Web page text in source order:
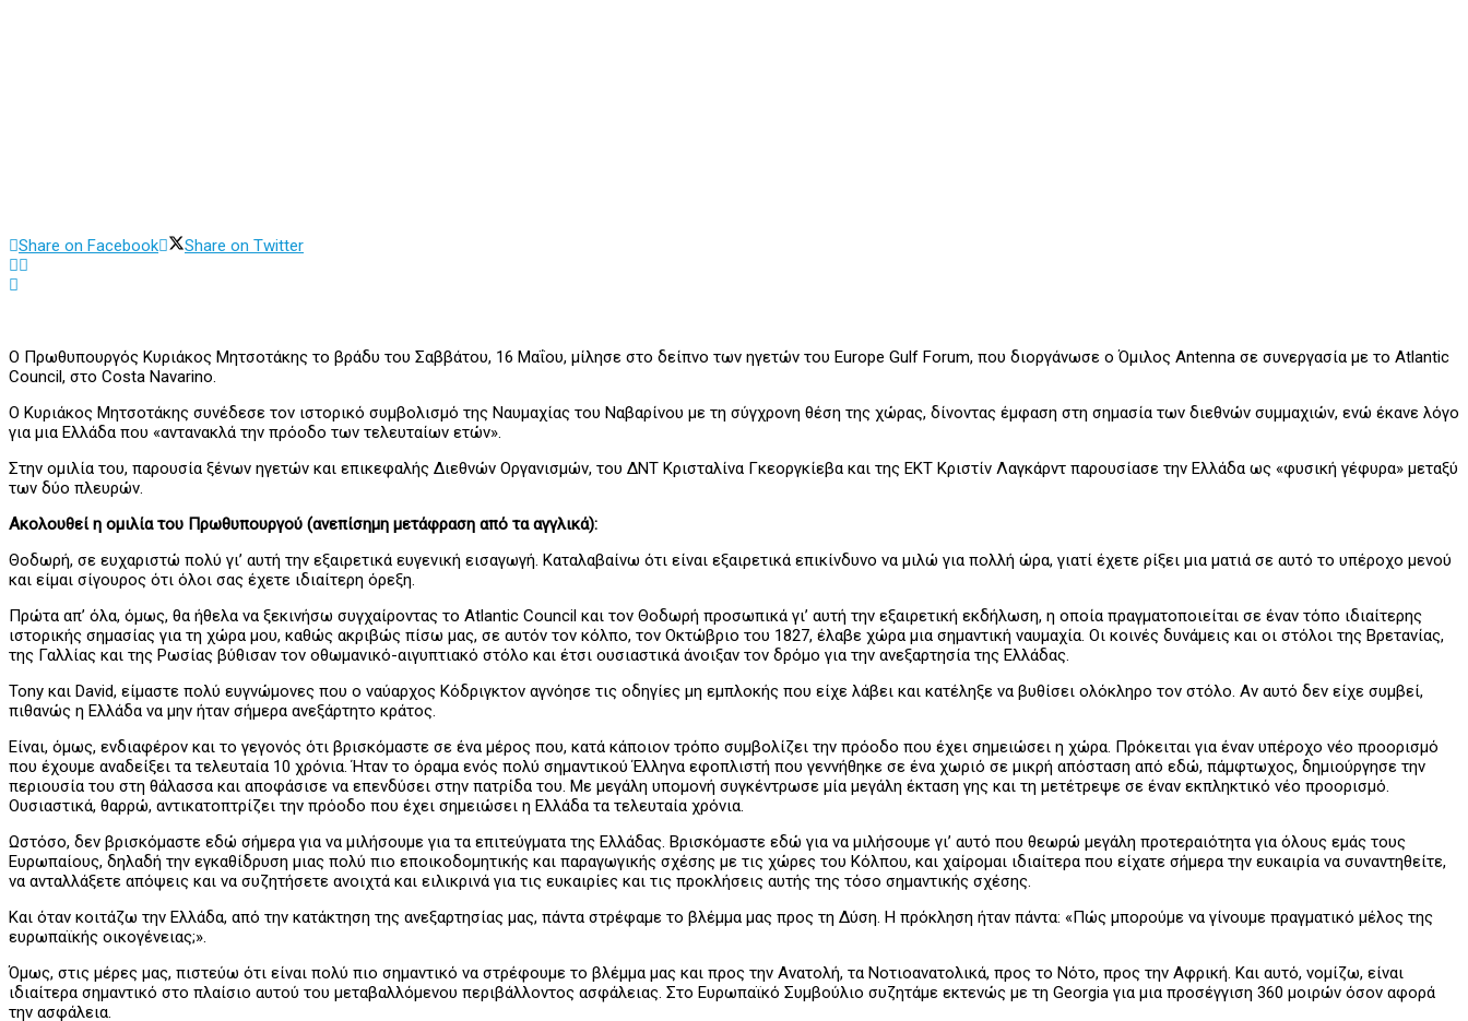
Share on Facebook Share on Twitter
Ο Πρωθυπουργός Κυριάκος Μητσοτάκης το βράδυ του Σαββάτου, 16 Μαΐου, μίλησε στο δείπνο των ηγετών του Europe Gulf Forum, που διοργάνωσε ο Όμιλος Antenna σε συνεργασία με το Atlantic
Council, στο Costa Navarino.
Ο Κυριάκος Μητσοτάκης συνέδεσε τον ιστορικό συμβολισμό της Ναυμαχίας του Ναβαρίνου με τη σύγχρονη θέση της χώρας, δίνοντας έμφαση στη σημασία των διεθνών συμμαχιών, ενώ έκανε λόγο
για μια Ελλάδα που «αντανακλά την πρόοδο των τελευταίων ετών».
Στην ομιλία του, παρουσία ξένων ηγετών και επικεφαλής Διεθνών Οργανισμών, του ΔΝΤ Κρισταλίνα Γκεοργκίεβα και της ΕΚΤ Κριστίν Λαγκάρντ παρουσίασε την Ελλάδα ως «φυσική γέφυρα» μεταξύ
των δύο πλευρών.
Ακολουθεί η ομιλία του Πρωθυπουργού (ανεπίσημη μετάφραση από τα αγγλικά):
Θοδωρή, σε ευχαριστώ πολύ γι’ αυτή την εξαιρετικά ευγενική εισαγωγή. Καταλαβαίνω ότι είναι εξαιρετικά επικίνδυνο να μιλώ για πολλή ώρα, γιατί έχετε ρίξει μια ματιά σε αυτό το υπέροχο μενού
και είμαι σίγουρος ότι όλοι σας έχετε ιδιαίτερη όρεξη.
Πρώτα απ’ όλα, όμως, θα ήθελα να ξεκινήσω συγχαίροντας το Atlantic Council και τον Θοδωρή προσωπικά γι’ αυτή την εξαιρετική εκδήλωση, η οποία πραγματοποιείται σε έναν τόπο ιδιαίτερης
ιστορικής σημασίας για τη χώρα μου, καθώς ακριβώς πίσω μας, σε αυτόν τον κόλπο, τον Οκτώβριο του 1827, έλαβε χώρα μια σημαντική ναυμαχία. Οι κοινές δυνάμεις και οι στόλοι της Βρετανίας,
της Γαλλίας και της Ρωσίας βύθισαν τον οθωμανικό-αιγυπτιακό στόλο και έτσι ουσιαστικά άνοιξαν τον δρόμο για την ανεξαρτησία της Ελλάδας.
Tony και David, είμαστε πολύ ευγνώμονες που ο ναύαρχος Κόδριγκτον αγνόησε τις οδηγίες μη εμπλοκής που είχε λάβει και κατέληξε να βυθίσει ολόκληρο τον στόλο. Αν αυτό δεν είχε συμβεί,
πιθανώς η Ελλάδα να μην ήταν σήμερα ανεξάρτητο κράτος.
Είναι, όμως, ενδιαφέρον και το γεγονός ότι βρισκόμαστε σε ένα μέρος που, κατά κάποιον τρόπο συμβολίζει την πρόοδο που έχει σημειώσει η χώρα. Πρόκειται για έναν υπέροχο νέο προορισμό
που έχουμε αναδείξει τα τελευταία 10 χρόνια. Ήταν το όραμα ενός πολύ σημαντικού Έλληνα εφοπλιστή που γεννήθηκε σε ένα χωριό σε μικρή απόσταση από εδώ, πάμφτωχος, δημιούργησε την
περιουσία του στη θάλασσα και αποφάσισε να επενδύσει στην πατρίδα του. Με μεγάλη υπομονή συγκέντρωσε μία μεγάλη έκταση γης και τη μετέτρεψε σε έναν εκπληκτικό νέο προορισμό.
Ουσιαστικά, θαρρώ, αντικατοπτρίζει την πρόοδο που έχει σημειώσει η Ελλάδα τα τελευταία χρόνια.
Ωστόσο, δεν βρισκόμαστε εδώ σήμερα για να μιλήσουμε για τα επιτεύγματα της Ελλάδας. Βρισκόμαστε εδώ για να μιλήσουμε γι’ αυτό που θεωρώ μεγάλη προτεραιότητα για όλους εμάς τους
Ευρωπαίους, δηλαδή την εγκαθίδρυση μιας πολύ πιο εποικοδομητικής και παραγωγικής σχέσης με τις χώρες του Κόλπου, και χαίρομαι ιδιαίτερα που είχατε σήμερα την ευκαιρία να συναντηθείτε,
να ανταλλάξετε απόψεις και να συζητήσετε ανοιχτά και ειλικρινά για τις ευκαιρίες και τις προκλήσεις αυτής της τόσο σημαντικής σχέσης.
Και όταν κοιτάζω την Ελλάδα, από την κατάκτηση της ανεξαρτησίας μας, πάντα στρέφαμε το βλέμμα μας προς τη Δύση. Η πρόκληση ήταν πάντα: «Πώς μπορούμε να γίνουμε πραγματικό μέλος της
ευρωπαϊκής οικογένειας;».
Όμως, στις μέρες μας, πιστεύω ότι είναι πολύ πιο σημαντικό να στρέφουμε το βλέμμα μας και προς την Ανατολή, τα Νοτιοανατολικά, προς το Νότο, προς την Αφρική. Και αυτό, νομίζω, είναι
ιδιαίτερα σημαντικό στο πλαίσιο αυτού του μεταβαλλόμενου περιβάλλοντος ασφάλειας. Στο Ευρωπαϊκό Συμβούλιο συζητάμε εκτενώς με τη Georgia για μια προσέγγιση 360 μοιρών όσον αφορά
την ασφάλεια.